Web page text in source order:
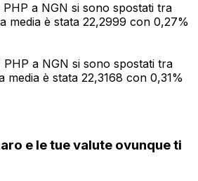
a NGN si sono spostati tra
media è stata 22,2999 con 0,27%
a NGN si sono spostati tra
media è stata 22,3168 con 0,31%
e le tue valute ovunque ti